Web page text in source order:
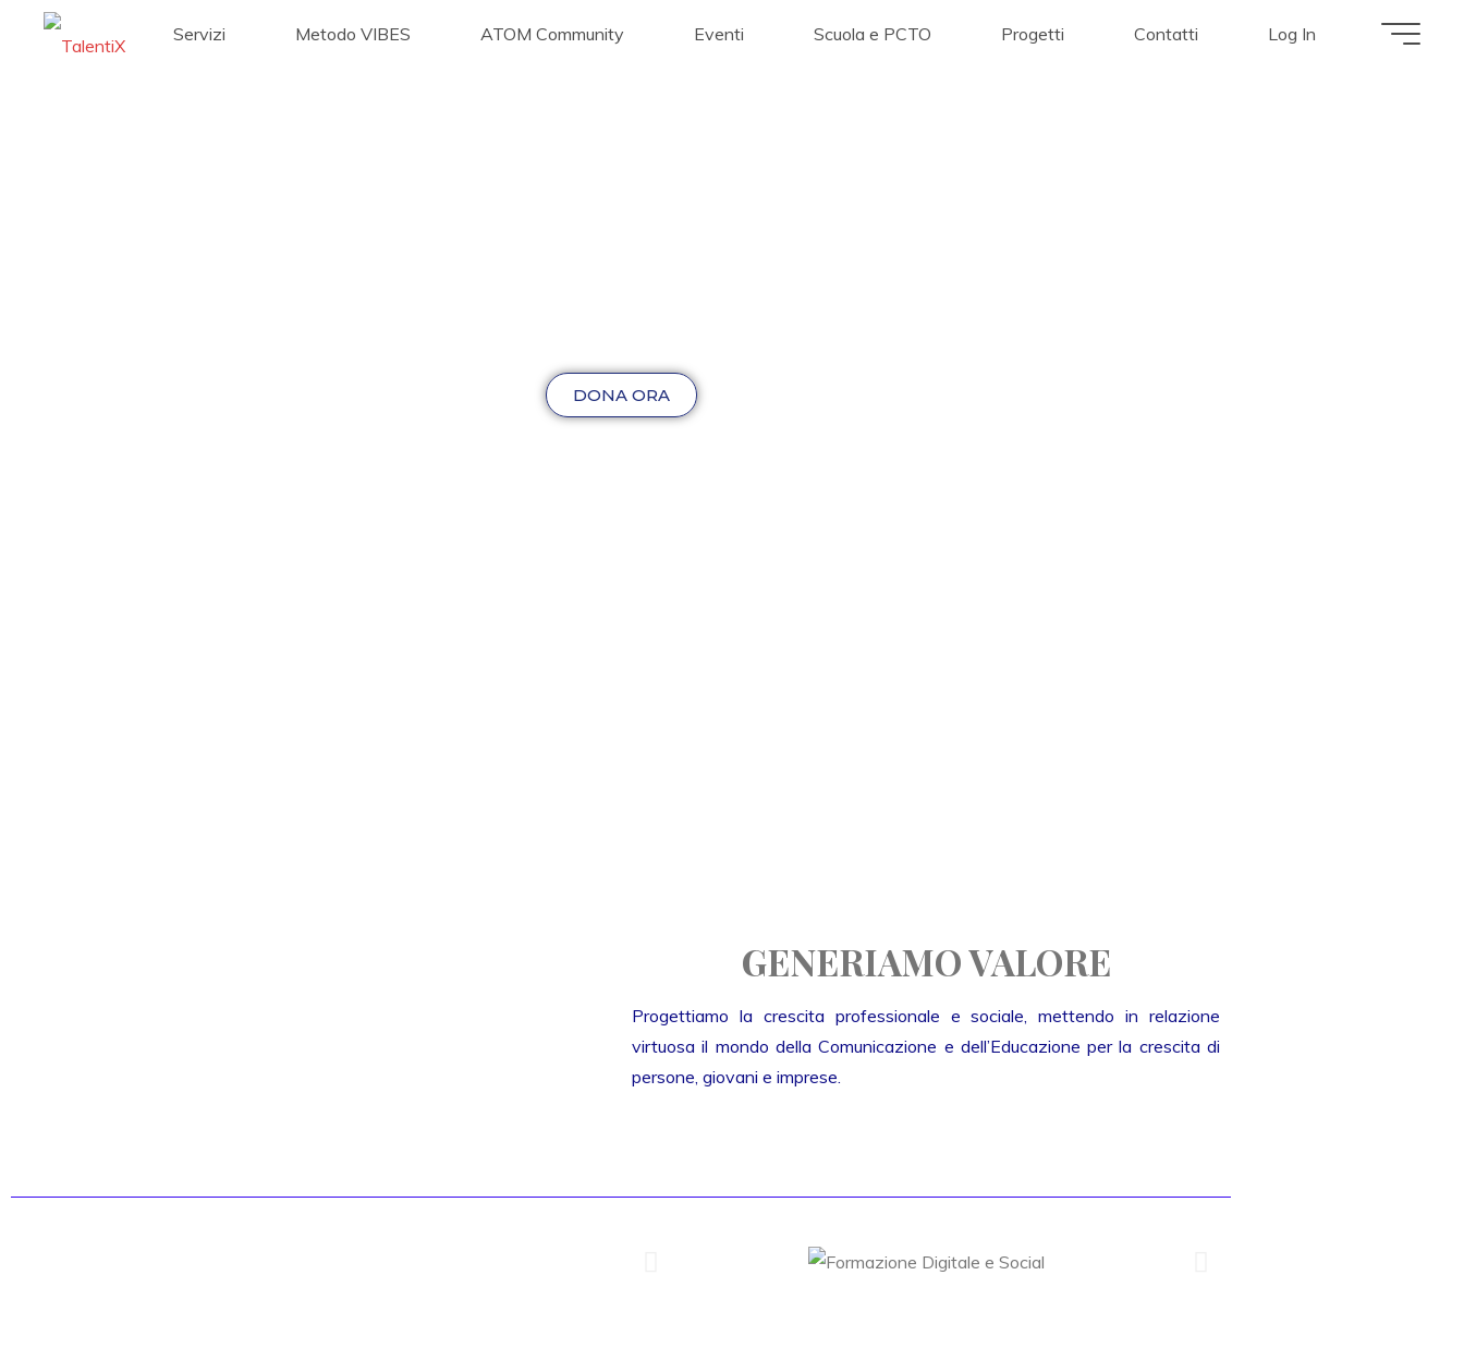
Servizi Metodo VIBES ATOM Community Eventi Scuola e PCTO Progetti Contatti Log In
DONA ORA
GENERIAMO VALORE
Progettiamo la crescita professionale e sociale, mettendo in relazione
virtuosa il mondo della Comunicazione e dell’Educazione per la crescita di
persone, giovani e imprese.